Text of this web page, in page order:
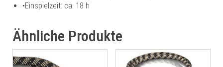
•Einspielzeit: ca. 18 h
Ähnliche Produkte